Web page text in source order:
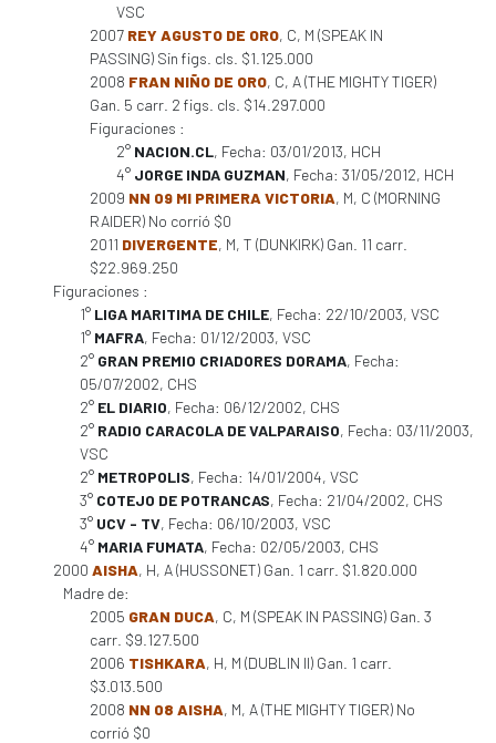
VSC
2007 REY AGUSTO DE ORO, C, M (SPEAK IN
PASSING) Sin figs. cls. $1.125.000
2008 FRAN NIÑO DE ORO, C, A (THE MIGHTY TIGER)
Gan. 5 carr. 2 figs. cls. $14.297.000
Figuraciones :
2° NACION.CL, Fecha: 03/01/2013, HCH
4° JORGE INDA GUZMAN, Fecha: 31/05/2012, HCH
2009 NN 09 MI PRIMERA VICTORIA, M, C (MORNING
RAIDER) No corrió $0
2011 DIVERGENTE, M, T (DUNKIRK) Gan. 11 carr.
$22.969.250
Figuraciones :
1° LIGA MARITIMA DE CHILE, Fecha: 22/10/2003, VSC
1° MAFRA, Fecha: 01/12/2003, VSC
2° GRAN PREMIO CRIADORES DORAMA, Fecha:
05/07/2002, CHS
2° EL DIARIO, Fecha: 06/12/2002, CHS
2° RADIO CARACOLA DE VALPARAISO, Fecha: 03/11/2003,
VSC
2° METROPOLIS, Fecha: 14/01/2004, VSC
3° COTEJO DE POTRANCAS, Fecha: 21/04/2002, CHS
3° UCV - TV, Fecha: 06/10/2003, VSC
4° MARIA FUMATA, Fecha: 02/05/2003, CHS
2000 AISHA, H, A (HUSSONET) Gan. 1 carr. $1.820.000
Madre de:
2005 GRAN DUCA, C, M (SPEAK IN PASSING) Gan. 3
carr. $9.127.500
2006 TISHKARA, H, M (DUBLIN II) Gan. 1 carr.
$3.013.500
2008 NN 08 AISHA, M, A (THE MIGHTY TIGER) No
corrió $0